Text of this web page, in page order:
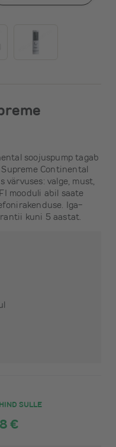
soojuspump tagab
Continental
värvuses: valge, must,
mooduli abil saate
Iga-
kuni 5 aastat.
SULLE
€